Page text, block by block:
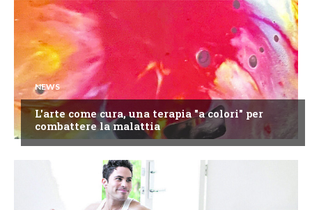
NEWS
L'arte come cura, una terapia "a colori" per
combattere la malattia